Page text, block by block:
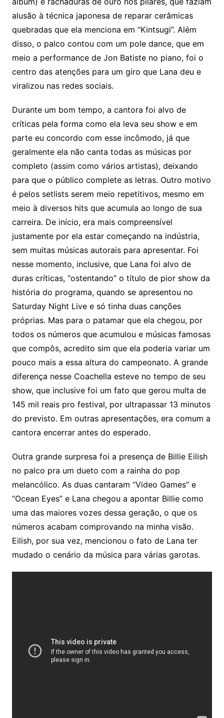
alusão à técnica japonesa de reparar cerâmicas
quebradas que ela menciona em “Kintsugi”. Além
disso, o palco contou com um pole dance, que em
meio a performance de Jon Batiste no piano, foi o
centro das atenções para um giro que Lana deu e
viralizou nas redes sociais.
Durante um bom tempo, a cantora foi alvo de
críticas pela forma como ela leva seu show e em
parte eu concordo com esse incômodo, já que
geralmente ela não canta todas as músicas por
completo (assim como vários artistas), deixando
para que o público complete as letras. Outro motivo
é pelos setlists serem meio repetitivos, mesmo em
meio à diversos hits que acumula ao longo de sua
carreira. De início, era mais compreensível
justamente por ela estar começando na indústria,
sem muitas músicas autorais para apresentar. Foi
nesse momento, inclusive, que Lana foi alvo de
duras críticas, “ostentando” o título de pior show da
história do programa, quando se apresentou no
Saturday Night Live e só tinha duas canções
próprias. Mas para o patamar que ela chegou, por
todos os números que acumulou e músicas famosas
que compôs, acredito sim que ela poderia variar um
pouco mais a essa altura do campeonato. A grande
diferença nesse Coachella esteve no tempo de seu
show, que inclusive foi um fato que gerou multa de
145 mil reais pro festival, por ultrapassar 13 minutos
do previsto. Em outras apresentações, era comum a
cantora encerrar antes do esperado.
Outra grande surpresa foi a presença de Billie Eilish
no palco pra um dueto com a rainha do pop
melancólico. As duas cantaram “Video Games” e
“Ocean Eyes” e Lana chegou a apontar Billie como
uma das maiores vozes dessa geração, o que os
números acabam comprovando na minha visão.
Eilish, por sua vez, mencionou o fato de Lana ter
mudado o cenário da música para várias garotas.